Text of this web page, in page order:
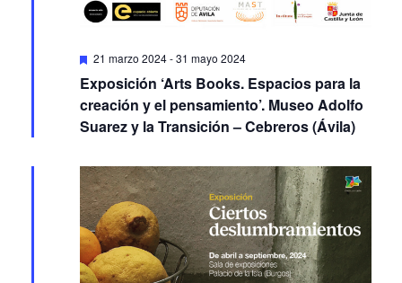
Featured
21 marzo 2024-31 mayo 2024
Exposición ‘Arts Books. Espacios para la
creación y el pensamiento’. Museo Adolfo
Suarez y la Transición – Cebreros (Ávila)